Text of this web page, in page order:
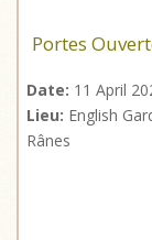
Portes
Date: 11 April
Lieu: English
Rânes